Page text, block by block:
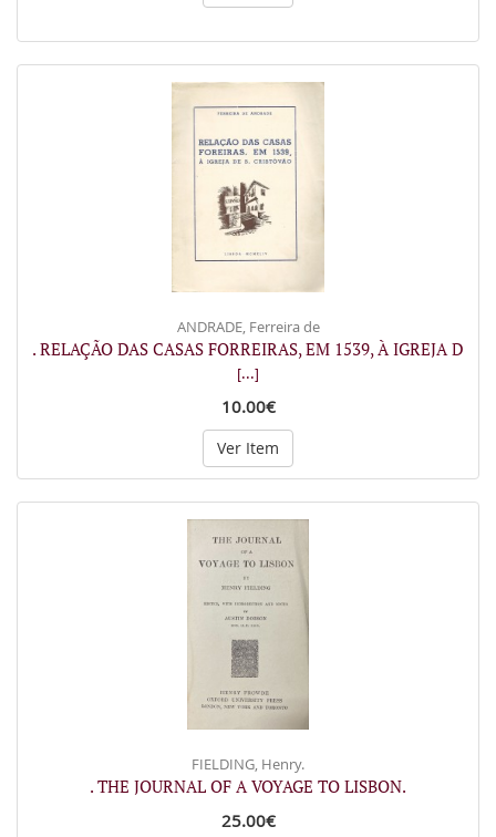
ANDRADE, Ferreira de
. RELAÇÃO DAS CASAS FORREIRAS, EM 1539, À IGREJA D
[...]
10.00€
Ver Item
FIELDING, Henry.
. THE JOURNAL OF A VOYAGE TO LISBON.
25.00€